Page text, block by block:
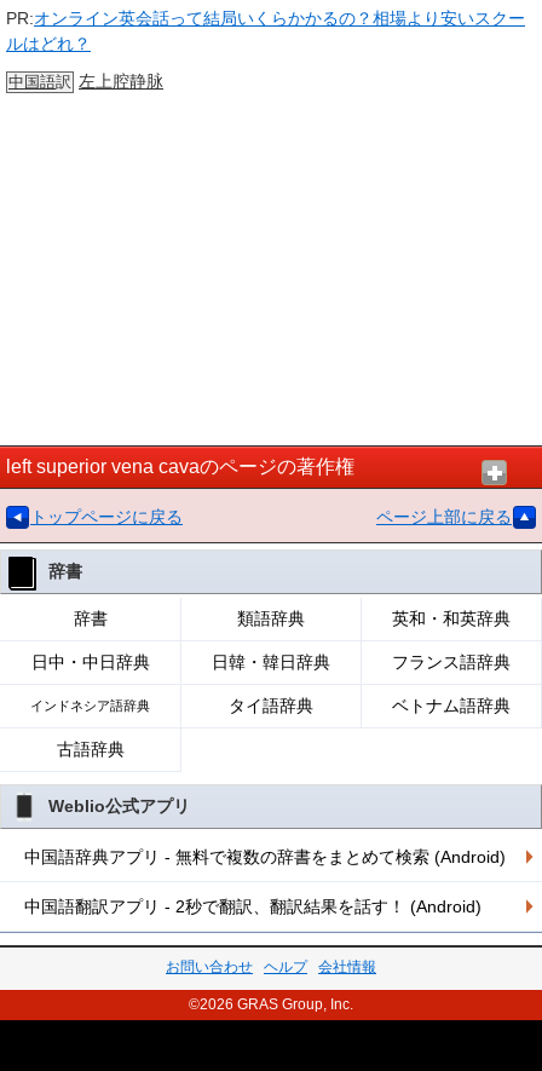
PR:オンライン英会話って結局いくらかかるの？相場より安いスクー
ルはどれ？
中国語訳 左上腔静脉
left superior vena cavaのページの著作権
トップページに戻る ページ上部に戻る
辞書
辞書 類語辞典 英和・和英辞典
日中・中日辞典 日韓・韓日辞典 フランス語辞典
インドネシア語辞典 タイ語辞典 ベトナム語辞典
古語辞典
Weblio公式アプリ
中国語辞典アプリ - 無料で複数の辞書をまとめて検索 (Android)
中国語翻訳アプリ - 2秒で翻訳、翻訳結果を話す！ (Android)
お問い合わせ ヘルプ 会社情報
©2026 GRAS Group, Inc.